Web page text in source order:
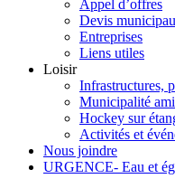
Appel d’offres
Devis
Entreprises
Liens utiles
Loisir
Infrastructures,
Municipalité
Hockey sur
Activités et
Nous joindre
URGENCE- Eau et